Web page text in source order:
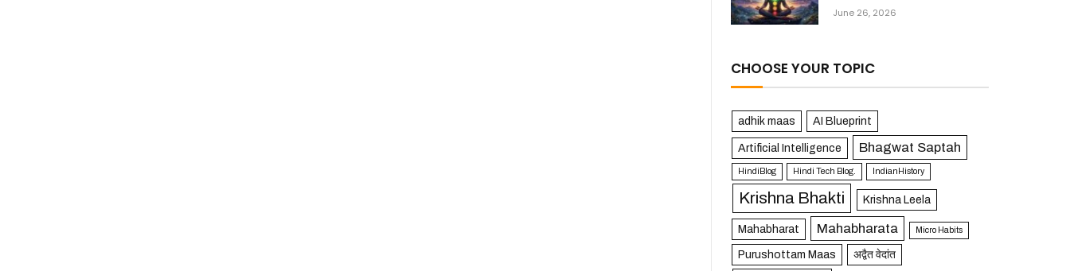
June 26, 2026
CHOOSE YOUR TOPIC
adhik maas AI Blueprint
Artificial Intelligence Bhagwat Saptah
HindiBlog Hindi Tech Blog. IndianHistory
Krishna Bhakti Krishna Leela
Mahabharat Mahabharata Micro Habits
Purushottam Maas अद्वैत वेदांत